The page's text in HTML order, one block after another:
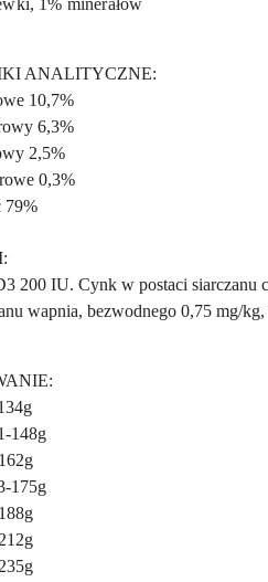
1% minerałów
ANALITYCZNE:
10,7%
6,3%
2,5%
0,3%
79%
200 IU. Cynk w postaci siarczanu
wapnia, bezwodnego 0,75 mg/
148g
175g